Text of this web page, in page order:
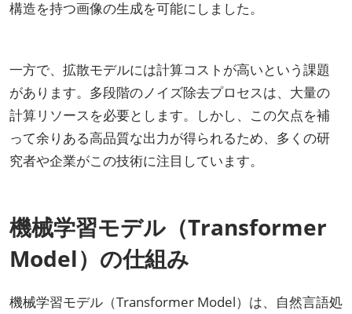
構造を持つ画像の生成を可能にしました。
一方で、拡散モデルには計算コストが高いという課題
があります。多段階のノイズ除去プロセスは、大量の
計算リソースを必要とします。しかし、この欠点を補
って余りある高品質な出力が得られるため、多くの研
究者や企業がこの技術に注目しています。
機械学習モデル（Transformer
Model）の仕組み
機械学習モデル（Transformer Model）は、自然言語処